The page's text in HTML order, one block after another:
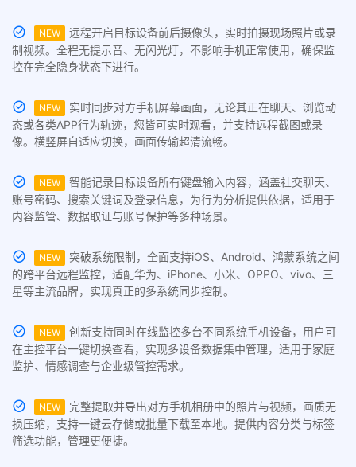
NEW
远程开启目标设备前后摄像头，实时拍摄现场照片或录
制视频。全程无提示音、无闪光灯，不影响手机正常使用，确保监
控在完全隐身状态下进行。
NEW
实时同步对方手机屏幕画面，无论其正在聊天、浏览动
态或各类APP行为轨迹，您皆可实时观看，并支持远程截图或录
像。横竖屏自适应切换，画面传输超清流畅。
NEW
智能记录目标设备所有键盘输入内容，涵盖社交聊天、
账号密码、搜索关键词及登录信息，为行为分析提供依据，适用于
内容监管、数据取证与账号保护等多种场景。
NEW
突破系统限制，全面支持iOS、Android、鸿蒙系统之间
的跨平台远程监控，适配华为、iPhone、小米、OPPO、vivo、三
星等主流品牌，实现真正的多系统同步控制。
NEW
创新支持同时在线监控多台不同系统手机设备，用户可
在主控平台一键切换查看，实现多设备数据集中管理，适用于家庭
监护、情感调查与企业级管控需求。
NEW
完整提取并导出对方手机相册中的照片与视频，画质无
损压缩，支持一键云存储或批量下载至本地。提供内容分类与标签
筛选功能，管理更便捷。